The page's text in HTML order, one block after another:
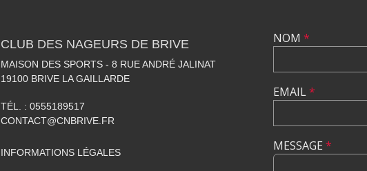
CLUB DES NAGEURS DE BRIVE
MAISON DES SPORTS - 8 RUE ANDRÉ JALINAT
19100 BRIVE LA GAILLARDE
TÉL. : 0555189517
CONTACT@CNBRIVE.FR
INFORMATIONS LÉGALES
NOM *
EMAIL*
MESSAGE *